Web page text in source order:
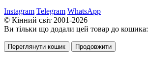
Instagram Telegram WhatsApp
© Кінний світ 2001-2026
Ви тільки що додали цей товар до кошика:
Переглянути кошик Продовжити